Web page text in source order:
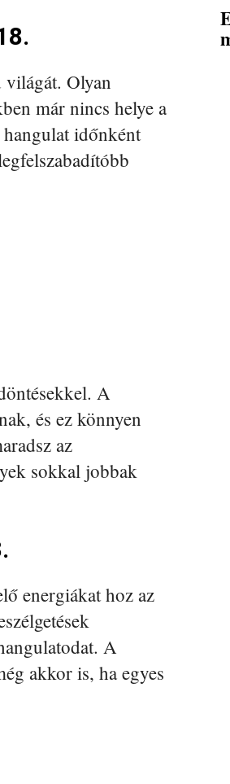
Olyan
már nincs helye a
időnként
A
és ez könnyen
az
sokkal jobbak
energiákat hoz az
A
akkor is, ha egyes